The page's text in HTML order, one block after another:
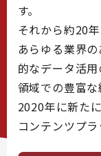
す。
それから約20
あらゆる業界
的なデータ活
領域での豊富な
2020年に新た
コンテンツプラ